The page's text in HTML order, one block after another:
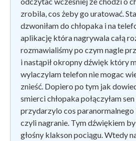
zrobila, cos żeby go uratować.
dzwoniłam do chłopaka i na
aplikację która nagrywala całą
rozmawialiśmy po czym nagle
i nastąpił okropny dźwięk który
wylaczylam telefon nie mogac
znieść. Dopiero po tym jak
smierci chłopaka połączyłam
przydarzylo cos paranormalnego
czyli nagranie. Tym dźwiękiem
głośny klakson pociągu. Wtedy